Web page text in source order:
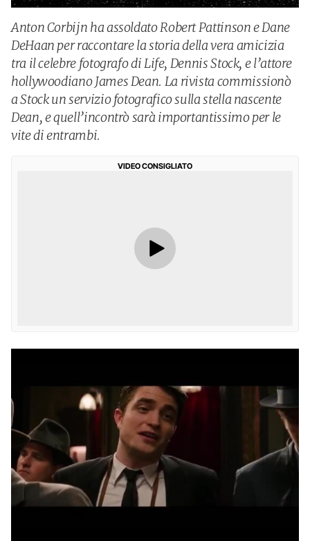
Anton Corbijn ha assoldato Robert Pattinson e Dane
DeHaan per raccontare la storia della vera amicizia
tra il celebre fotografo di Life, Dennis Stock, e l’attore
hollywoodiano James Dean. La rivista commissionò
a Stock un servizio fotografico sulla stella nascente
Dean, e quell’incontrò sarà importantissimo per le
vite di entrambi.
VIDEO CONSIGLIATO